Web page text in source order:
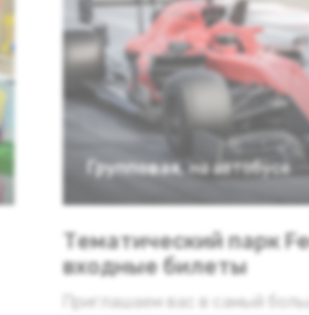
Групповая, на автобусе
Тематический парк
входные билеты
Приглашаем вас в самый